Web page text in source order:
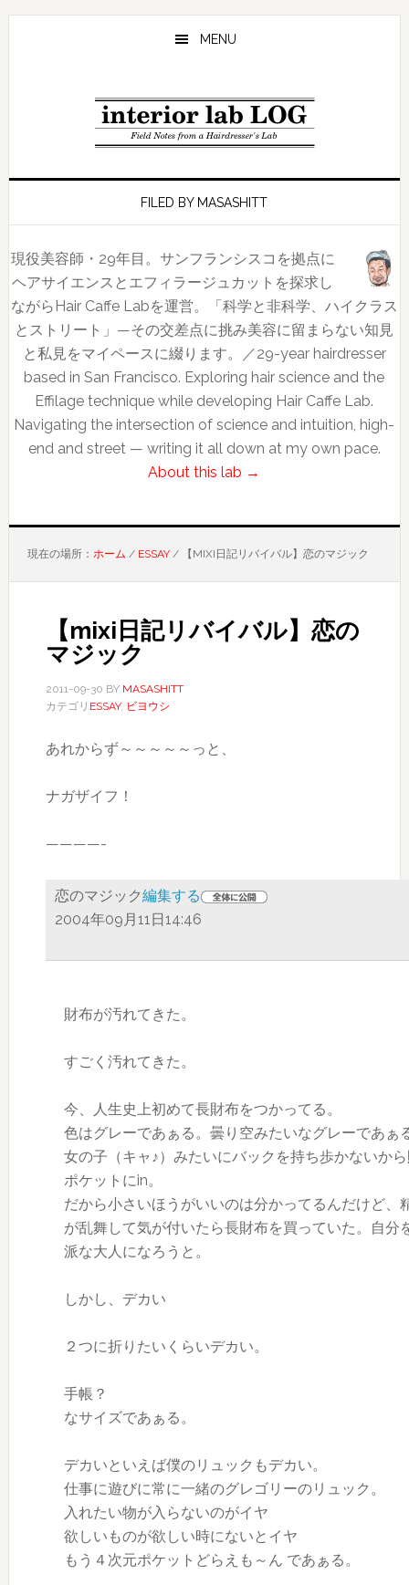
Skip
Skip
Skip
MENU
FILED BY MASASHITT
現役美容師・29年目。サンフランシスコを拠点に
ヘアサイエンスとエフィラージュカットを探求し
ながらHair Caffe Labを運営。「科学と非科学、ハイクラス
とストリート」—その交差点に挑み美容に留まらない知見
と私見をマイペースに綴ります。／29-year hairdresser
based in San Francisco. Exploring hair science and the
Effilage technique while developing Hair Caffe Lab.
Navigating the intersection of science and intuition, high-
end and street — writing it all down at my own pace.
About this lab →
現在の場所： ホーム / ESSAY /【MIXI日記リバイバル】恋のマジック
【mixi日記リバイバル】恋の
マジック
2011-09-30 BY MASASHITT
カテゴリ ESSAY, ビヨウシ
あれからず～～～～～っと、
ナガザイフ！
————-
恋のマジック編集する
2004年09月11日14:46
財布が汚れてきた。
すごく汚れてきた。
今、人生史上初めて長財布をつかってる。
色はグレーであぁる。曇り空みたいなグレーであぁ
女の子（キャ♪）みたいにバックを持ち歩かないか
ポケットにin。
だから小さいほうがいいのは分かってるんだけど、
が乱舞して気が付いたら長財布を買っていた。自分
派な大人になろうと。
しかし、デカい
２つに折りたいくらいデカい。
手帳？
なサイズであぁる。
デカいといえば僕のリュックもデカい。
仕事に遊びに常に一緒のグレゴリーのリュック。
入れたい物が入らないのがイヤ
欲しいものが欲しい時にないとイヤ
もう４次元ポケットどらえも～ん であぁる。